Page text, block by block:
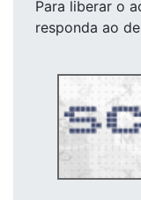
Para liberar o
responda ao